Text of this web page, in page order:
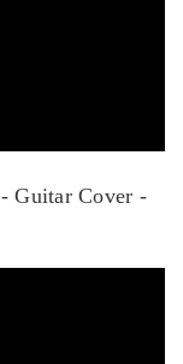
Guitar Cover -